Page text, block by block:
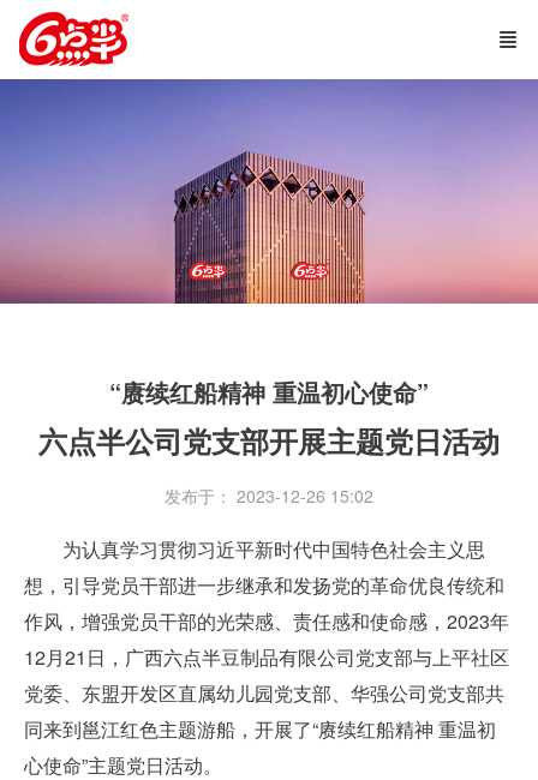
“赓续红船精神 重温初心使命”
六点半公司党支部开展主题党日活动
发布于： 2023-12-26 15:02
为认真学习贯彻习近平新时代中国特色社会主义思
想，引导党员干部进一步继承和发扬党的革命优良传统和
作风，增强党员干部的光荣感、责任感和使命感，2023年
12月21日，广西六点半豆制品有限公司党支部与上平社区
党委、东盟开发区直属幼儿园党支部、华强公司党支部共
同来到邕江红色主题游船，开展了“赓续红船精神 重温初
心使命”主题党日活动。